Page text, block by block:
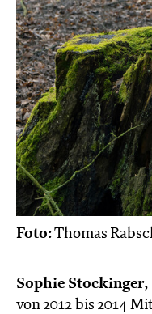
Foto:Thomas
Sophie Stockinger,
von 2012 bis 2014